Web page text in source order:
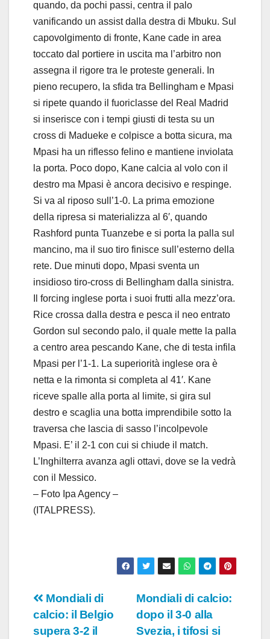
quando, da pochi passi, centra il palo
vanificando un assist dalla destra di Mbuku. Sul
capovolgimento di fronte, Kane cade in area
toccato dal portiere in uscita ma l’arbitro non
assegna il rigore tra le proteste generali. In
pieno recupero, la sfida tra Bellingham e Mpasi
si ripete quando il fuoriclasse del Real Madrid
si inserisce con i tempi giusti di testa su un
cross di Madueke e colpisce a botta sicura, ma
Mpasi ha un riflesso felino e mantiene inviolata
la porta. Poco dopo, Kane calcia al volo con il
destro ma Mpasi è ancora decisivo e respinge.
Si va al riposo sull’1-0. La prima emozione
della ripresa si materializza al 6′, quando
Rashford punta Tuanzebe e si porta la palla sul
mancino, ma il suo tiro finisce sull’esterno della
rete. Due minuti dopo, Mpasi sventa un
insidioso tiro-cross di Bellingham dalla sinistra.
Il forcing inglese porta i suoi frutti alla mezz’ora.
Rice crossa dalla destra e pesca il neo entrato
Gordon sul secondo palo, il quale mette la palla
a centro area pescando Kane, che di testa infila
Mpasi per l’1-1. La superiorità inglese ora è
netta e la rimonta si completa al 41′. Kane
riceve spalle alla porta al limite, si gira sul
destro e scaglia una botta imprendibile sotto la
traversa che lascia di sasso l’incolpevole
Mpasi. E’ il 2-1 con cui si chiude il match.
L’Inghilterra avanza agli ottavi, dove se la vedrà
con il Messico.
– Foto Ipa Agency –
(ITALPRESS).
Navigazione
articoli
Mondiali di calcio:
dopo il 3-0 alla
Svezia, i tifosi si
Mondiali di
calcio: il Belgio
supera 3-2 il